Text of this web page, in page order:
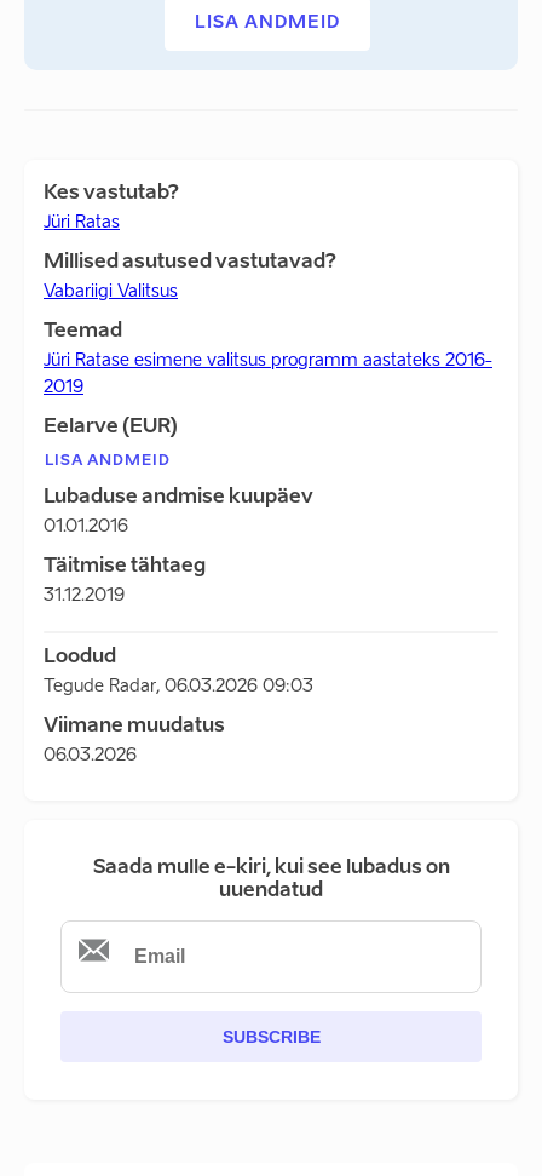
LISA ANDMEID
Kes vastutab?
Jüri Ratas
Millised asutused vastutavad?
Vabariigi Valitsus
Teemad
Jüri Ratase esimene valitsus programm aastateks 2016-
2019
Eelarve (EUR)
LISA ANDMEID
Lubaduse andmise kuupäev
01.01.2016
Täitmise tähtaeg
31.12.2019
Loodud
Tegude Radar, 06.03.2026 09:03
Viimane muudatus
06.03.2026
Saada mulle e-kiri, kui see lubadus on
uuendatud
SUBSCRIBE